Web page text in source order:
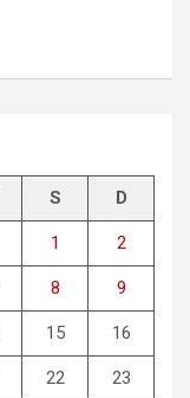
S D
1 2
8 9
15 16
22 23